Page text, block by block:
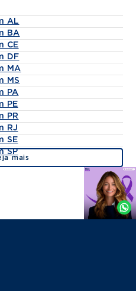
AL
BA
CE
DF
MA
MS
PA
PE
PR
RJ
SE
SP
mais
Agende
Whatsapp